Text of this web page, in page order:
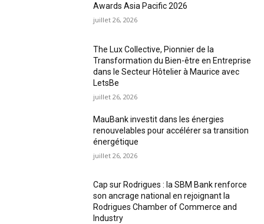
Awards Asia Pacific 2026
juillet 26, 2026
The Lux Collective, Pionnier de la
Transformation du Bien-être en Entreprise
dans le Secteur Hôtelier à Maurice avec
LetsBe
juillet 26, 2026
MauBank investit dans les énergies
renouvelables pour accélérer sa transition
énergétique
juillet 26, 2026
Cap sur Rodrigues : la SBM Bank renforce
son ancrage national en rejoignant la
Rodrigues Chamber of Commerce and
Industry